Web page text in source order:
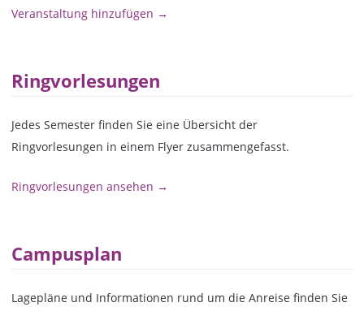
Veranstaltung hinzufügen →
Ringvorlesungen
Jedes Semester finden Sie eine Übersicht der
Ringvorlesungen in einem Flyer zusammengefasst.
Ringvorlesungen ansehen →
Campusplan
Lagepläne und Informationen rund um die Anreise finden Sie